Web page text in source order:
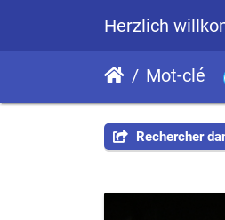
Herzlich
Mot-clé
Rechercher